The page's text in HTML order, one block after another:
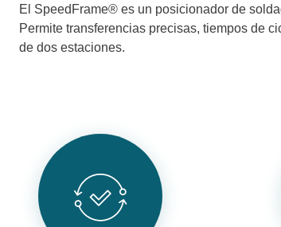
El SpeedFrame® es un posicionador de
Permite transferencias precisas, tiempos de
de dos estaciones.